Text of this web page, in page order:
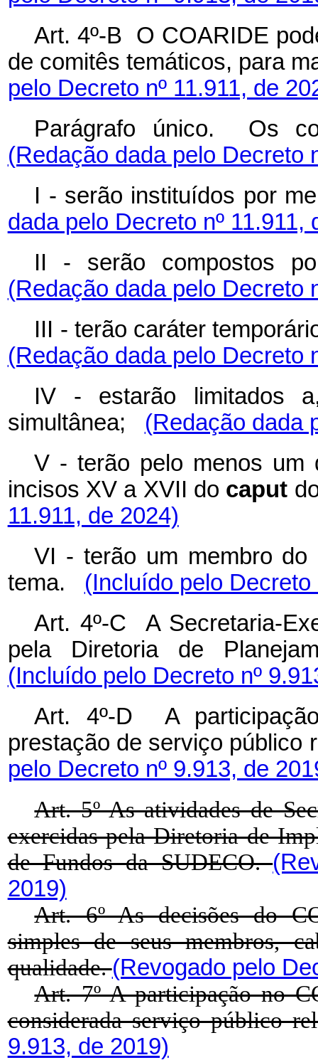
Art. 4º-B O COARIDE
de comitês temáticos, para
pelo Decreto nº 11.911, de
Parágrafo único. Os
(Redação dada pelo Decreto
I - serão instituídos por
dada pelo Decreto nº 11.911,
II - serão compostos
(Redação dada pelo Decreto
III - terão caráter
(Redação dada pelo Decreto
IV - estarão limitados
simultânea;
(Redação dada
V - terão pelo menos um
incisos XV a XVII do caput
11.911, de 2024)
VI - terão um membro do
tema.
(Incluído pelo Decreto
Art. 4º-C A Secretaria-
pela Diretoria de
(Incluído pelo Decreto nº
Art. 4º-D A
prestação de serviço público
pelo Decreto nº 9.913, de
Art. 5º As atividades de
exercidas pela Diretoria de
de Fundos da SUDECO.
2019)
Art. 6º As decisões do
simples de seus membros,
qualidade.(Revogado pelo
Art. 7º A participação no
considerada serviço público
9.913, de 2019)